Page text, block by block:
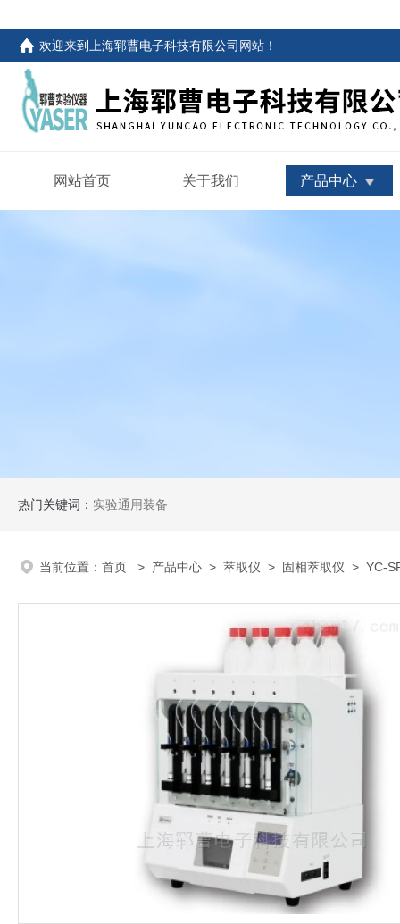
欢迎来到 上海郓曹电子科技有限公司网站 ！
网站首页 关于我们 产品中心
热门关键词： 实验通用装备
当前位置： 首页 > 产品中心 > 萃取仪 > 固相萃取仪 > YC-